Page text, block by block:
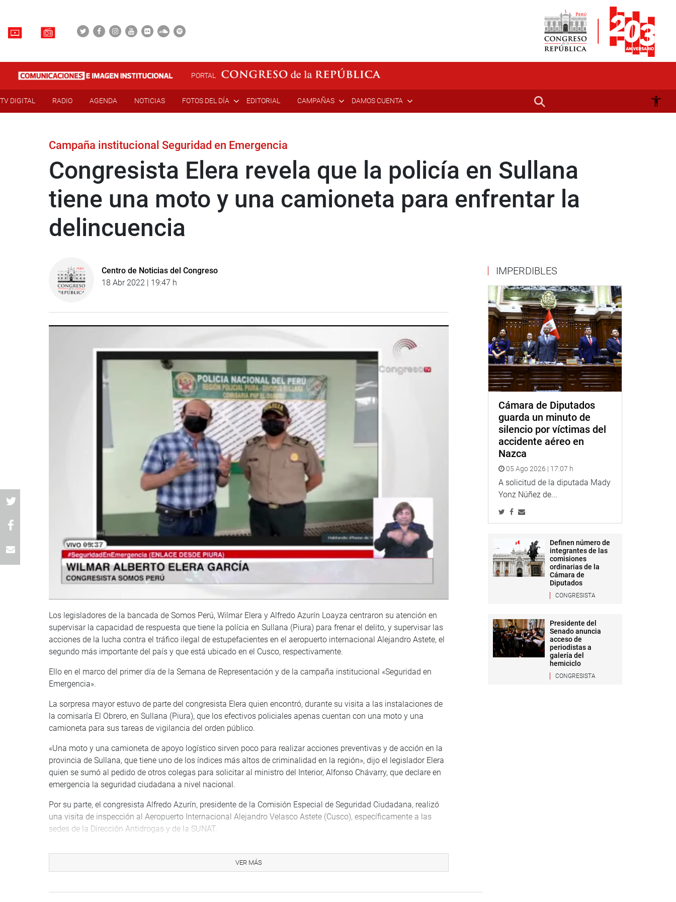
PORTAL
TV DIGITAL RADIO AGENDA NOTICIAS FOTOS DEL DÍA EDITORIAL CAMPAÑAS DAMOS CUENTA
Campaña institucional Seguridad en Emergencia
Congresista Elera revela que la policía en Sullana
tiene una moto y una camioneta para enfrentar la
delincuencia
Centro de Noticias del Congreso
18 Abr 2022 | 19:47 h
Los legisladores de la bancada de Somos Perú, Wilmar Elera y Alfredo Azurín Loayza centraron su atención en
supervisar la capacidad de respuesta que tiene la polícia en Sullana (Piura) para frenar el delito, y supervisar las
acciones de la lucha contra el tráfico ilegal de estupefacientes en el aeropuerto internacional Alejandro Astete, el
segundo más importante del país y que está ubicado en el Cusco, respectivamente.
Ello en el marco del primer día de la Semana de Representación y de la campaña institucional «Seguridad en
Emergencia».
La sorpresa mayor estuvo de parte del congresista Elera quien encontró, durante su visita a las instalaciones de
la comisaría El Obrero, en Sullana (Piura), que los efectivos policiales apenas cuentan con una moto y una
camioneta para sus tareas de vigilancia del orden público.
«Una moto y una camioneta de apoyo logístico sirven poco para realizar acciones preventivas y de acción en la
provincia de Sullana, que tiene uno de los índices más altos de criminalidad en la región», dijo el legislador Elera
quien se sumó al pedido de otros colegas para solicitar al ministro del Interior, Alfonso Chávarry, que declare en
emergencia la seguridad ciudadana a nivel nacional.
Por su parte, el congresista Alfredo Azurín, presidente de la Comisión Especial de Seguridad Ciudadana, realizó
una visita de inspección al Aeropuerto Internacional Alejandro Velasco Astete (Cusco), específicamente a las
sedes de la Dirección Antidrogas y de la SUNAT.
control antidrogas con logística, instalaciones e incremento de personal. Asimismo, en la comisaría del
aeropuerto recibí inquietudes y necesidades del personal policial», expresó.
OFICINA DE COMUNICACIONES
VER MÁS
IMPERDIBLES
Cámara de Diputados
guarda un minuto de
silencio por víctimas del
accidente aéreo en
Nazca
05 Ago 2026 | 17:07 h
A solicitud de la diputada Mady
Yonz Núñez de...
Definen número de
integrantes de las
comisiones
ordinarias de la
Cámara de
Diputados
CONGRESISTA
Presidente del
Senado anuncia
acceso de
periodistas a
galería del
hemiciclo
CONGRESISTA